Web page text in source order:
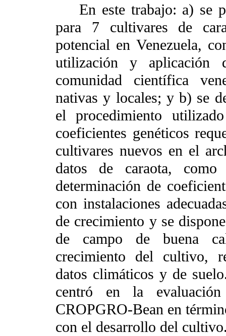
En este trabajo: a) se
para 7 cultivares de
potencial en Venezuela,
utilización y
comunidad científica
nativas y locales; y b) se
el procedimiento
coeficientes genéticos
cultivares nuevos en el
datos de caraota,
determinación de
con instalaciones
de crecimiento y se
de campo de buena
crecimiento del cultivo,
datos climáticos y de
centró en la
CROPGRO-Bean en
con el desarrollo del